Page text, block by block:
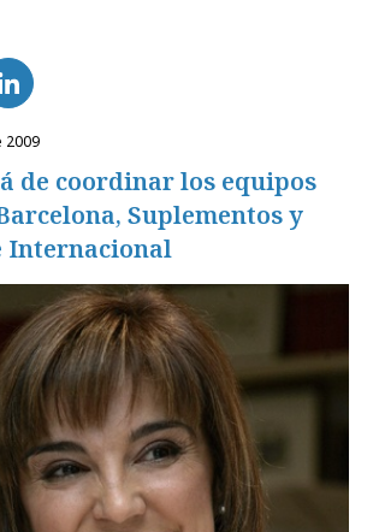
2009
de coordinar los equipos
Suplementos y
Internacional